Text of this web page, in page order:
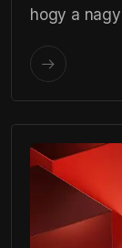
hogy a